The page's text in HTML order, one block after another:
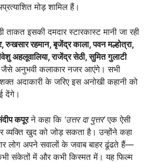
मोड़ शामिल हैं।
ताकत इसकी दमदार स्टारकास्ट मानी जा रही
रहमान, बृजेंद्र काला, पवन मल्होत्रा,
अहलूवालिया, राजेंद्र सेठी, सुमित गुलाटी
अनुभवी कलाकार नजर आएंगे। सभी
अदाकारी के जरिए इस अनोखी कहानी को
देंगे।
कपूरने कहा कि ‘उत्तर दा पुत्तर’एक ऐसी
व्यक्ति खुद को जोड़ सकता है। उन्होंने कहा
लोग अपने सवालों के जवाब बाहर ढूंढते हैं—
संकेतों में और कभी किस्मत में। यह फिल्म